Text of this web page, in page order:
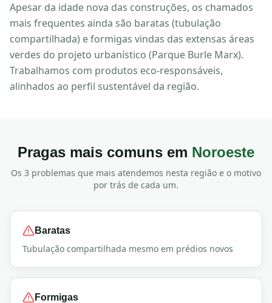
Apesar da idade nova das construções, os chamados
mais frequentes ainda são baratas (tubulação
compartilhada) e formigas vindas das extensas áreas
verdes do projeto urbanístico (Parque Burle Marx).
Trabalhamos com produtos eco-responsáveis,
alinhados ao perfil sustentável da região.
Pragas mais comuns em Noroeste
Os 3 problemas que mais atendemos nesta região e o motivo
por trás de cada um.
Baratas
Tubulação compartilhada mesmo em prédios novos
Formigas